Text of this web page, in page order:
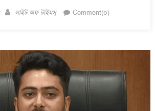
Author
লাইট অফ টাইমস্ Comment(০)